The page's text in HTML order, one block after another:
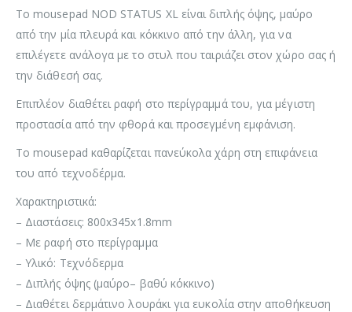
Το mousepad NOD STATUS XL είναι διπλής όψης, μαύρο
από την μία πλευρά και κόκκινο από την άλλη, για να
επιλέγετε ανάλογα με το στυλ που ταιριάζει στον χώρο σας ή
την διάθεσή σας.
Επιπλέον διαθέτει ραφή στο περίγραμμά του, για μέγιστη
προστασία από την φθορά και προσεγμένη εμφάνιση.
Το mousepad καθαρίζεται πανεύκολα χάρη στη επιφάνεια
του από τεχνοδέρμα.
Χαρακτηριστικά:
– Διαστάσεις: 800x345x1.8mm
– Με ραφή στο περίγραμμα
– Υλικό: Τεχνόδερμα
– Διπλής όψης (μαύρο– βαθύ κόκκινο)
– Διαθέτει δερμάτινο λουράκι για ευκολία στην αποθήκευση